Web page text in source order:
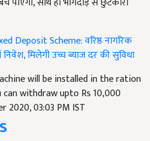
Deposit Scheme: वरिष्ठ नागरिक
मिलेगी उच्च ब्याज दर की सुविधा
will be installed in the ration
withdraw upto Rs 10,000
2020, 03:03 PM IST